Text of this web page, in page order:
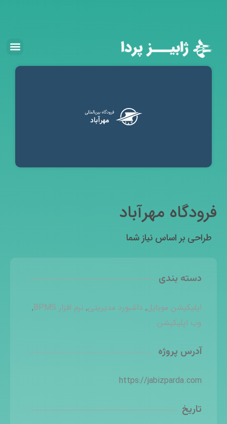
فرودگاه مهرآباد
طراحی بر اساس نیاز شما
دسته بندی
اپلیکیشن موبایل, داشبورد مدیریتی, نرم افزار BPMS
,
وب اپلیکیشن
آدرس پروژه
https://jabizparda.com
تاریخ